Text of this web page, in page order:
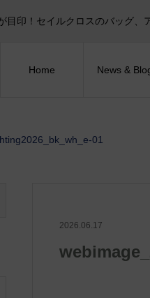
目印！セイルクロスのバッグ、
Home News &
01
2026.06.17